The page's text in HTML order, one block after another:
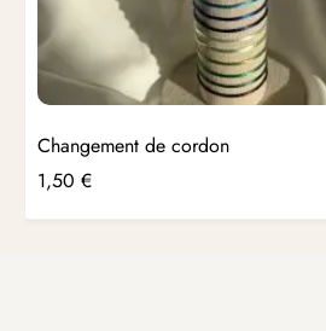
Changement de cordon
1,50 €